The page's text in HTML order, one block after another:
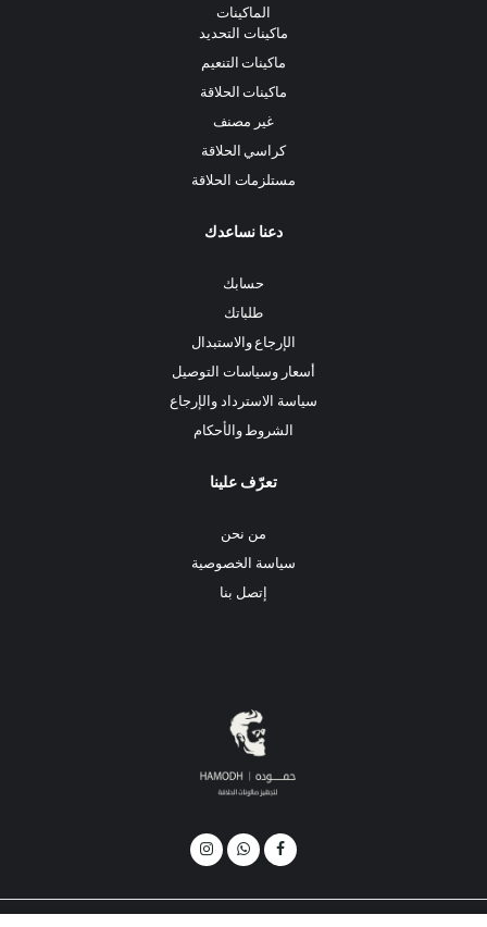
الماكينات
ماكينات التحديد
ماكينات التنعيم
ماكينات الحلاقة
غير مصنف
كراسي الحلاقة
مستلزمات الحلاقة
دعنا نساعدك
حسابك
طلباتك
الإرجاع والاستبدال
أسعار وسياسات التوصيل
سياسة الاسترداد والإرجاع
الشروط والأحكام
تعرّف علينا
من نحن
سياسة الخصوصية
إتصل بنا